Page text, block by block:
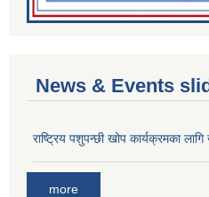
News & Events
राष्ट्रिय पशुपन्छी खोप कार्यक्रमका
more